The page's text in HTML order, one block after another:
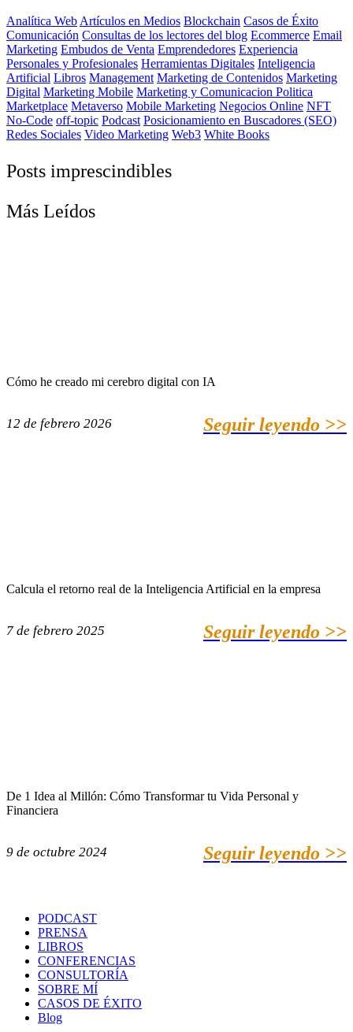
Analítica Web Artículos en Medios Blockchain Casos de Éxito
Comunicación Consultas de los lectores del blog Ecommerce Email
Marketing Embudos de Venta Emprendedores Experiencia
Personales y Profesionales Herramientas Digitales Inteligencia
Artificial Libros Management Marketing de Contenidos Marketing
Digital Marketing Mobile Marketing y Comunicacion Politica
Marketplace Metaverso Mobile Marketing Negocios Online NFT
No-Code off-topic Podcast Posicionamiento en Buscadores (SEO)
Redes Sociales Video Marketing Web3 White Books
Posts imprescindibles
Más Leídos
Cómo he creado mi cerebro digital con IA
12 de febrero 2026 Seguir leyendo >>
Calcula el retorno real de la Inteligencia Artificial en la empresa
7 de febrero 2025 Seguir leyendo >>
De 1 Idea al Millón: Cómo Transformar tu Vida Personal y
Financiera
9 de octubre 2024 Seguir leyendo >>
PODCAST
PRENSA
LIBROS
CONFERENCIAS
CONSULTORÍA
SOBRE MÍ
CASOS DE ÉXITO
Blog